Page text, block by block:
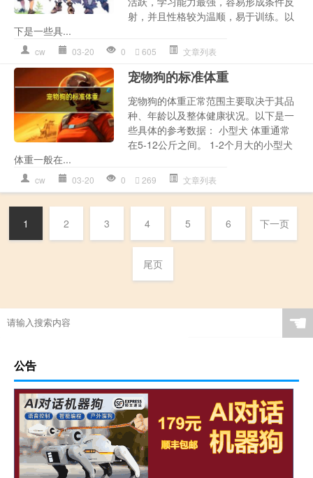
射，并且性格较为温顺，易于训练。以
下是一些具...
cw 03-20 0 605 文章列表
宠物狗的标准体重
宠物狗的体重正常范围主要取决于其品
种、年龄以及整体健康状况。以下是一
些具体的参考数据： 小型犬 体重通常
在5-12公斤之间。 1-2个月大的小型犬
体重一般在...
cw 03-20 0 269 文章列表
1 2 3 4 5 6 下一页
尾页
☚
公告